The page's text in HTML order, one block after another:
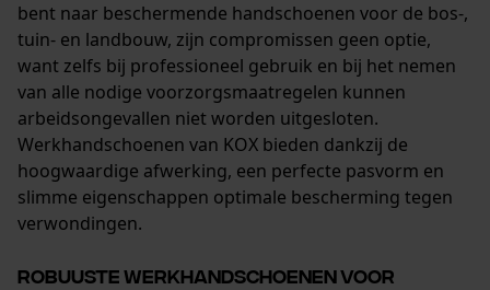
bent naar beschermende handschoenen voor de bos-,
tuin- en landbouw, zijn compromissen geen optie,
want zelfs bij professioneel gebruik en bij het nemen
van alle nodige voorzorgsmaatregelen kunnen
arbeidsongevallen niet worden uitgesloten.
Werkhandschoenen van KOX bieden dankzij de
hoogwaardige afwerking, een perfecte pasvorm en
slimme eigenschappen optimale bescherming tegen
verwondingen.
Robuuste werkhandschoenen voor
Statistische Cookies
Mouseflow Web Analytics Tool